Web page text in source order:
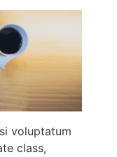
voluptatum
class,